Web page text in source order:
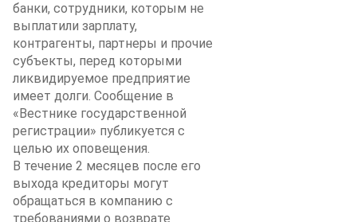
банки, сотрудники, которым не
выплатили зарплату,
контрагенты, партнеры и прочие
субъекты, перед которыми
ликвидируемое предприятие
имеет долги. Сообщение в
«Вестнике государственной
регистрации» публикуется с
целью их оповещения.
В течение 2 месяцев после его
выхода кредиторы могут
обращаться в компанию с
требованиями о возврате